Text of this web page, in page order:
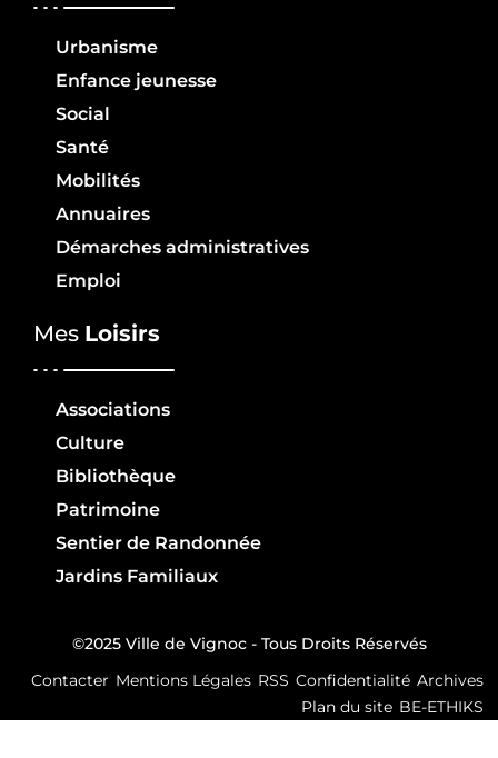
Urbanisme
Enfance jeunesse
Social
Santé
Mobilités
Annuaires
Démarches administratives
Emploi
Mes Loisirs
Associations
Culture
Bibliothèque
Patrimoine
Sentier de Randonnée
Jardins Familiaux
©2025 Ville de Vignoc - Tous Droits Réservés
Contacter Mentions Légales RSS Confidentialité Archives
Plan du site BE-ETHIKS